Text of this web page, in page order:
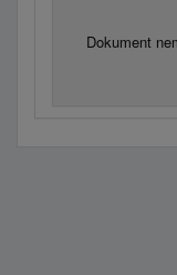
Dokument